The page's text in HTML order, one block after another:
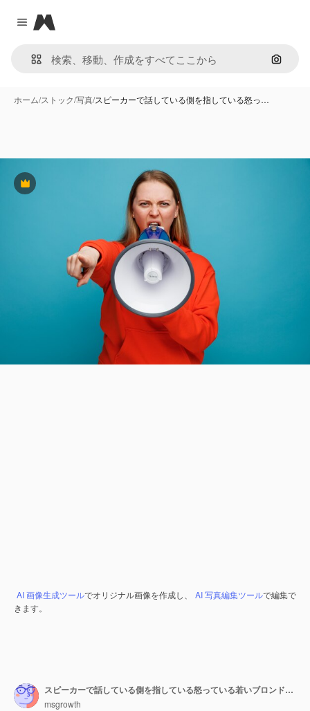
Close menu
Magnific
画像で
ホーム/ストック/写真/スピーカーで話している側を指している怒っ…
Premium
AI 画像生成ツールでオリジナル画像を作成し、 AI 写真編集ツールで編集で
きます。
スピーカーで話している側を指している怒っている若いブロンドの女性
msgrowth